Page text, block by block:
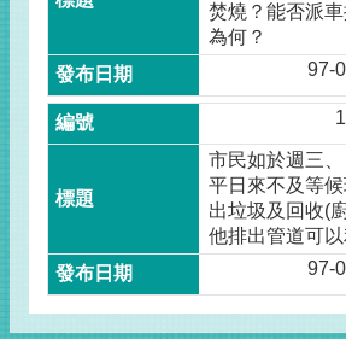
焚燒？能否派
為何？
97-
市民如於週三
平日來不及等
出垃圾及回收(
他排出管道可以
97-